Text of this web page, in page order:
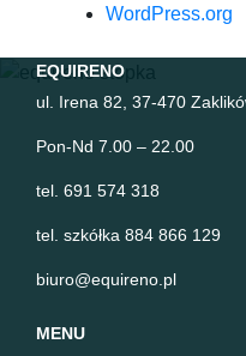
WordPress.org
EQUIRENO
ul. Irena 82, 37-470
Pon-Nd 7.00 – 22.00
tel. 691 574 318
tel. szkółka 884 866 129
biuro@equireno.pl
MENU